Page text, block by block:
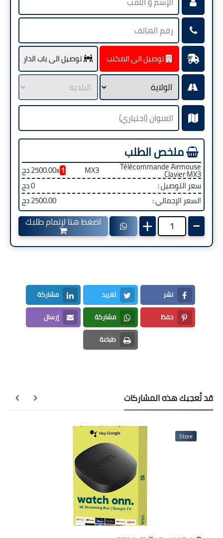
توصيل الى المكتب توصيل الى باب الدار
ملخص الطلب
Télécommande Airmouse
Clavier MX3
MX3
1
x2500.00 دج
سعر التوصيل :
0 دج
السعر الإجمالي :
2500.00 دج
-
+ اضغط هنا لإتمام طلبك
نشر
Facebook
تغريد
Twitter
مشاركة
LinkedIn
حفظ
Pinterest
مشاركة
Whatsapp
إرسال
Email
طباعة
Print
قد تُعجبك هذه المشاركات
Store